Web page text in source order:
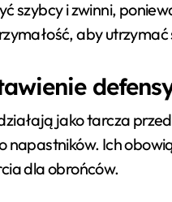
szybcy i zwinni,
aby
jako tarcza
napastników. Ich
dla obrońców.